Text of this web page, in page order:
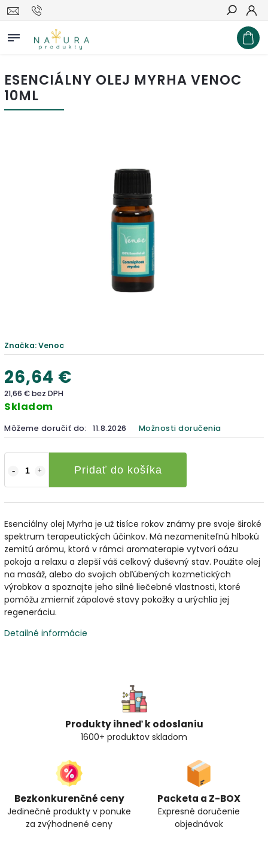
Hľadať
ESENCIÁLNY OLEJ MYRHA VENOC
10ML
Značka:Venoc
26,64 €
21,66 € bez DPH
Skladom
Môžeme doručiť do: 11.8.2026 Možnosti doručenia
Pridať do košíka
Esenciálny olej Myrha je už tisíce rokov známy pre svoje široké
spektrum terapeutických účinkov. Má nezameniteľnú hlbokú
zemitú arómu, ktorá v rámci aromaterapie vytvorí oázu
pokoja a relaxu a zlepší váš celkový duševný stav. Použite olej
na masáž, alebo do svojich obľúbených kozmetických
výrobkov a spoznajte jeho silné liečebné vlastnosti, ktoré
pomôžu zmierniť zápalové stavy pokožky a urýchlia jej
regeneráciu.
Detailné informácie
Produkty ihneď k odoslaniu
1600+ produktov skladom
Bezkonkurenčné ceny
Jedinečné produkty v ponuke
za zvýhodnené ceny
Packeta a Z-BOX
Expresné doručenie
objednávok